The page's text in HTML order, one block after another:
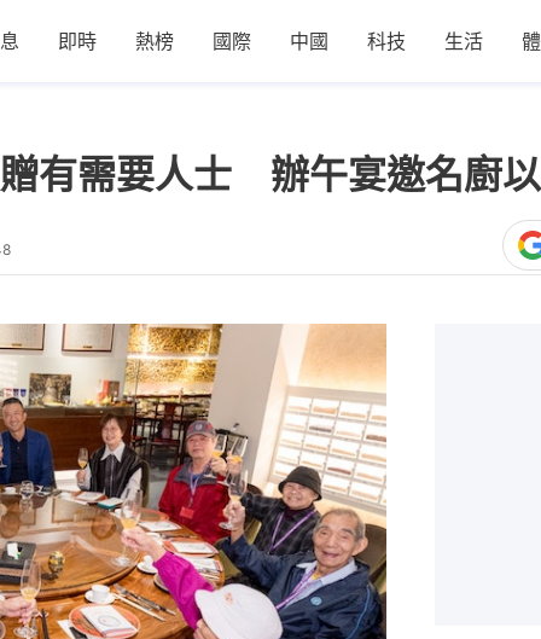
即時 熱榜 國際 中國 科技 生活
有需要人士 辦午宴邀名廚